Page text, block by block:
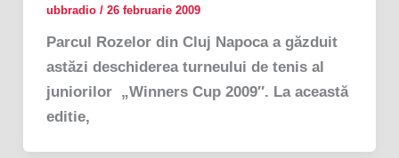
ubbradio / 26 februarie 2009
Parcul Rozelor din Cluj Napoca a găzduit
astăzi deschiderea turneului de tenis al
juniorilor „Winners Cup 2009″. La această
editie,